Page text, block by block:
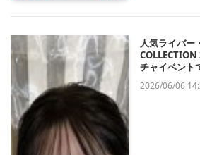
人気ライバ
チャイベント
2026/06/06